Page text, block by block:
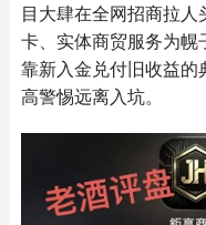
目大肆在全网招商拉
卡、实体商贸服务为幌
靠新入金兑付旧收益的
高警惕远离入坑。